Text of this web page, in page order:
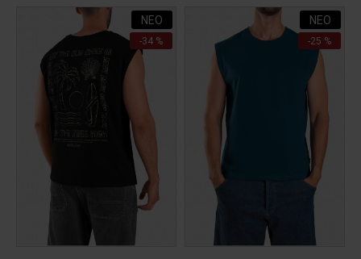
ΝΕΟ
-34 %
ΝΕΟ
-25 %